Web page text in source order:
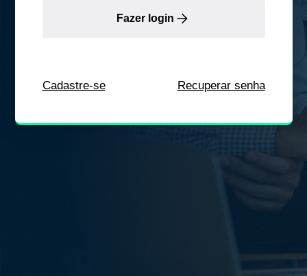
Fazer login
Cadastre-se Recuperar senha